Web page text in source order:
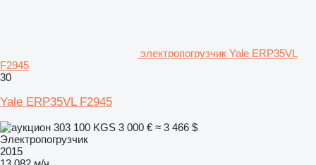
электропогрузчик Yale ERP35VL
F2945
30
Yale ERP35VL F2945
303 100 KGS 3 000 € ≈ 3 466 $
Электропогрузчик
2015